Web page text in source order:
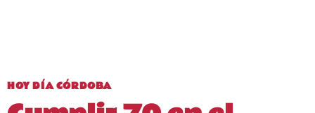
HOY DÍA CÓRDOBA